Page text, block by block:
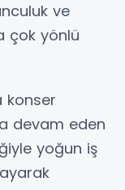
ve
çok yönlü
konser
devam eden
yoğun iş